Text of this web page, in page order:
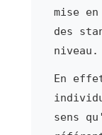
mise
des
niveau.
En
sens